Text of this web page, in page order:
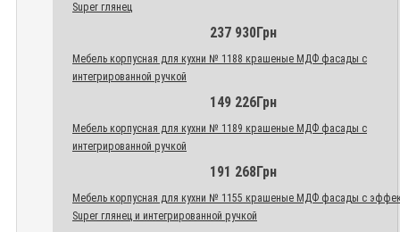
Super глянец
237 930Грн
Мебель корпусная для кухни № 1188 крашеные МДФ фасады с
интегрированной ручкой
149 226Грн
Мебель корпусная для кухни № 1189 крашеные МДФ фасады с
интегрированной ручкой
191 268Грн
Мебель корпусная для кухни № 1155 крашеные МДФ фасады с
Super глянец и интегрированной ручкой